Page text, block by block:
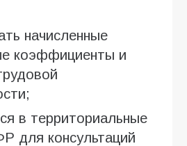
начисленные
коэффициенты и
в территориальные
для консультаций